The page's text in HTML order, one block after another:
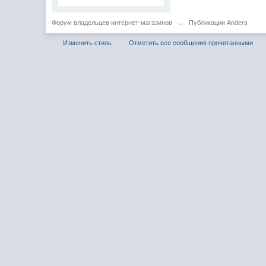
Форум владельцев интернет-магазинов → Публикации Anders
Изменить стиль Отметить все сообщения прочитанными